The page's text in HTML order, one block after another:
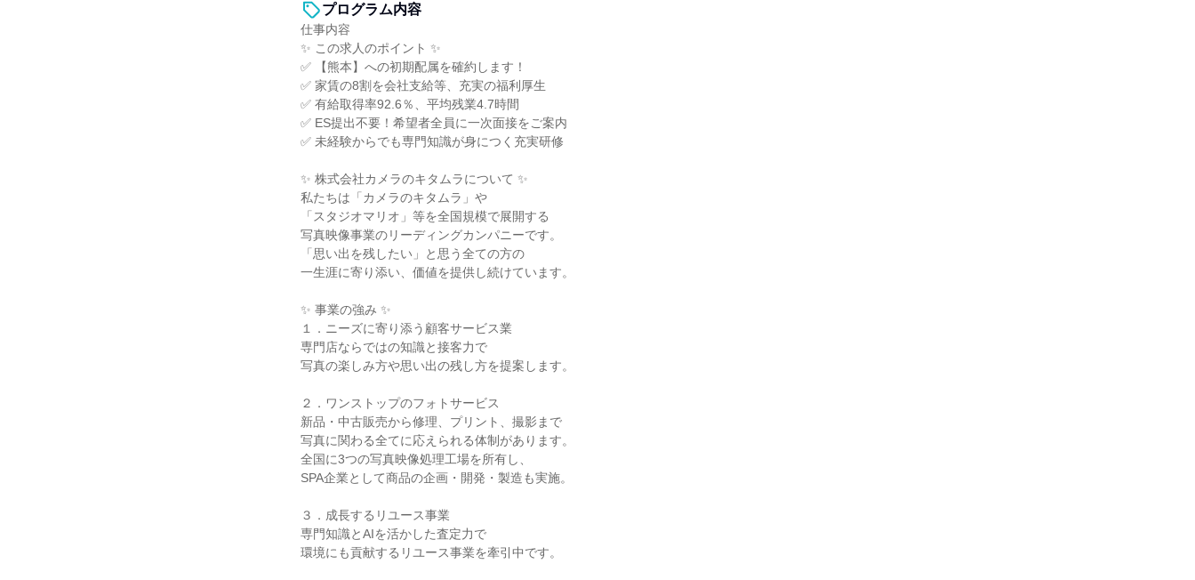
プログラム内容
仕事内容
✨ この求人のポイント ✨
✅ 【熊本】への初期配属を確約します！
✅ 家賃の8割を会社支給等、充実の福利厚生
✅ 有給取得率92.6％、平均残業4.7時間
✅ ES提出不要！希望者全員に一次面接をご案内
✅ 未経験からでも専門知識が身につく充実研修
✨ 株式会社カメラのキタムラについて ✨
私たちは「カメラのキタムラ」や
「スタジオマリオ」等を全国規模で展開する
写真映像事業のリーディングカンパニーです。
「思い出を残したい」と思う全ての方の
一生涯に寄り添い、価値を提供し続けています。
✨ 事業の強み ✨
１．ニーズに寄り添う顧客サービス業
専門店ならではの知識と接客力で
写真の楽しみ方や思い出の残し方を提案します。
２．ワンストップのフォトサービス
新品・中古販売から修理、プリント、撮影まで
写真に関わる全てに応えられる体制があります。
全国に3つの写真映像処理工場を所有し、
SPA企業として商品の企画・開発・製造も実施。
３．成長するリユース事業
専門知識とAIを活かした査定力で
環境にも貢献するリユース事業を牽引中です。